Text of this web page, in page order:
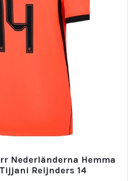
Nederländerna Hemma
Reijnders 14